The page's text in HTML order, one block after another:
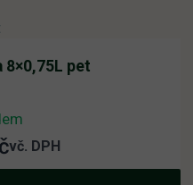
8×0,75L pet
vč. DPH